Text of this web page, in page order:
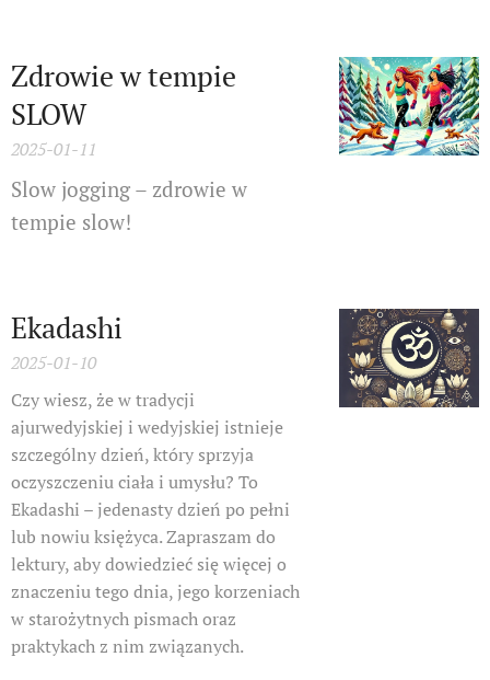
Zdrowie w tempie
SLOW
2025-01-11
Slow jogging – zdrowie w
tempie slow!
Ekadashi
2025-01-10
Czy wiesz, że w tradycji
ajurwedyjskiej i wedyjskiej istnieje
szczególny dzień, który sprzyja
oczyszczeniu ciała i umysłu? To
Ekadashi – jedenasty dzień po pełni
lub nowiu księżyca. Zapraszam do
lektury, aby dowiedzieć się więcej o
znaczeniu tego dnia, jego korzeniach
w starożytnych pismach oraz
praktykach z nim związanych.